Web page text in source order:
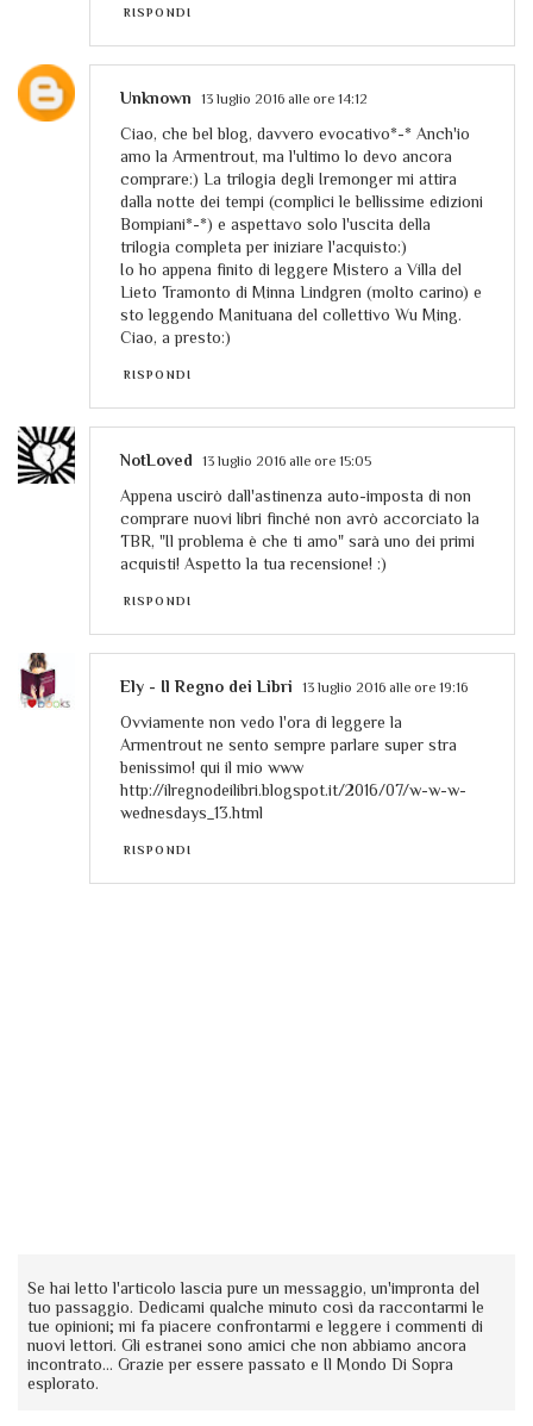
RISPONDI
Unknown 13 luglio 2016 alle ore 14:12
Ciao, che bel blog, davvero evocativo*-* Anch'io
amo la Armentrout, ma l'ultimo lo devo ancora
comprare:) La trilogia degli Iremonger mi attira
dalla notte dei tempi (complici le bellissime edizioni
Bompiani*-*) e aspettavo solo l'uscita della
trilogia completa per iniziare l'acquisto:)
Io ho appena finito di leggere Mistero a Villa del
Lieto Tramonto di Minna Lindgren (molto carino) e
sto leggendo Manituana del collettivo Wu Ming.
Ciao, a presto:)
RISPONDI
NotLoved 13 luglio 2016 alle ore 15:05
Appena uscirò dall'astinenza auto-imposta di non
comprare nuovi libri finché non avrò accorciato la
TBR, "Il problema è che ti amo" sarà uno dei primi
acquisti! Aspetto la tua recensione! :)
RISPONDI
Ely - Il Regno dei Libri 13 luglio 2016 alle ore 19:16
Ovviamente non vedo l'ora di leggere la
Armentrout ne sento sempre parlare super stra
benissimo! qui il mio www
http://ilregnodeilibri.blogspot.it/2016/07/w-w-w-
wednesdays_13.html
RISPONDI
Se hai letto l'articolo lascia pure un messaggio, un'impronta del
tuo passaggio. Dedicami qualche minuto così da raccontarmi le
tue opinioni; mi fa piacere confrontarmi e leggere i commenti di
nuovi lettori. Gli estranei sono amici che non abbiamo ancora
incontrato... Grazie per essere passato e Il Mondo Di Sopra
esplorato.